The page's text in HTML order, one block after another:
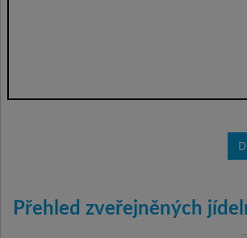
Přehled zveřejněných